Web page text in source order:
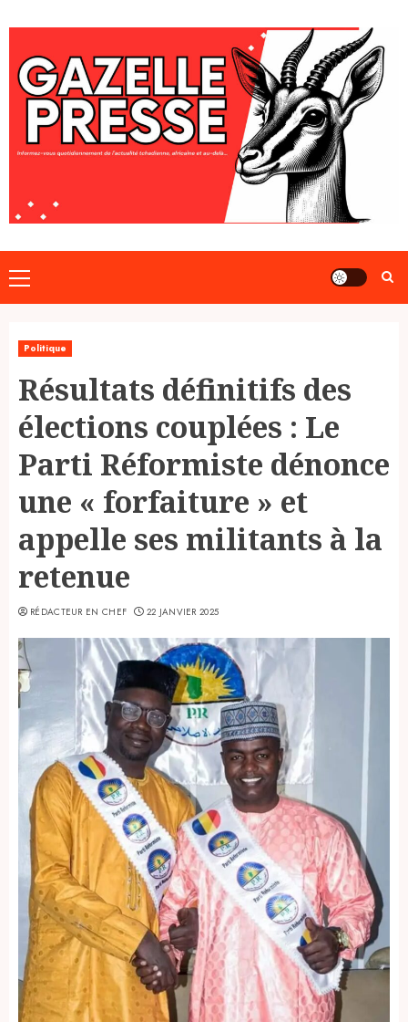
to
content
Primary
Menu
Politique
Résultats définitifs des
élections couplées : Le
Parti Réformiste dénonce
une « forfaiture » et
appelle ses militants à la
retenue
RÉDACTEUR EN CHEF 22 JANVIER 2025